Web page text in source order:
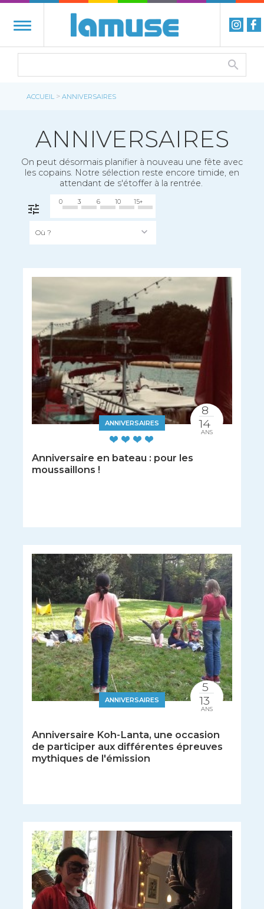
ACCUEIL > ANNIVERSAIRES
ANNIVERSAIRES
On peut désormais planifier à nouveau une fête avec
les copains. Notre sélection reste encore timide, en
attendant de s'étoffer à la rentrée.
FILTRER
0 3 6 10 15+
Où ?
ANNIVERSAIRES
Anniversaire en bateau : pour les
moussaillons !
8
14
ANS
ANNIVERSAIRES
Anniversaire Koh-Lanta, une occasion
de participer aux différentes épreuves
mythiques de l'émission
5
13
ANS